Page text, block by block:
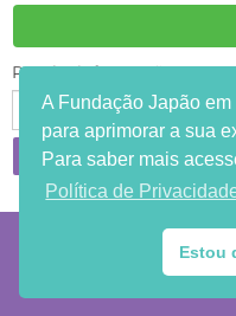
Receba informações em
®Copyright Fundação
HTML e CSS válidos.
A Fundação Japão
para aprimorar a sua
Para saber mais
Política de
Estou